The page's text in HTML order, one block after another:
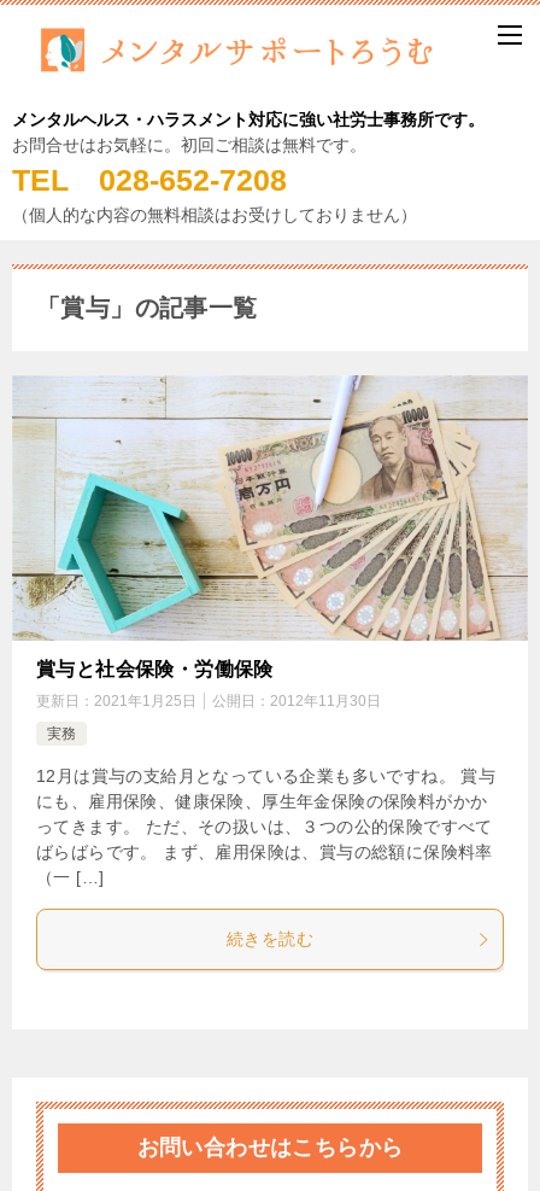
メンタルヘルス・ハラスメント対応に強い社労士事務所です。
お問合せはお気軽に。初回ご相談は無料です。
TEL 028-652-7208
（個人的な内容の無料相談はお受けしておりません）
「賞与」の記事一覧
賞与と社会保険・労働保険
更新日： 2021年1月25日 公開日： 2012年11月30日
実務
12月は賞与の支給月となっている企業も多いですね。 賞与
にも、雇用保険、健康保険、厚生年金保険の保険料がかか
ってきます。 ただ、その扱いは、３つの公的保険ですべて
ばらばらです。 まず、雇用保険は、賞与の総額に保険料率
（一 […]
続きを読む
お問い合わせはこちらから